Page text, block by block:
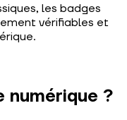
les badges
vérifiables et
numérique ?